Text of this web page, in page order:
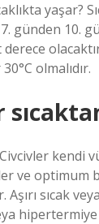
yaşar?
günden 10.
olmalıdır.
kendi
ve optimum
sıcak